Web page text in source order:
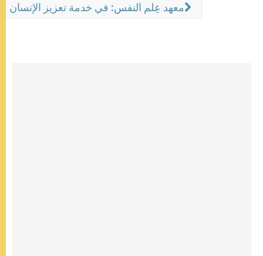
معهد عِلم النفس: في خدمة تعزيز الإنسان